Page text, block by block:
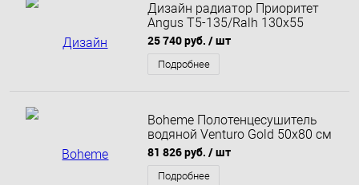
Дизайн радиатор Приоритет
Angus T5-135/Ralh 130x55
25 740 руб. / шт
Подробнее
Boheme Полотенцесушитель
водяной Venturo Gold 50х80 см
Золото 720-G
81 826 руб. / шт
Подробнее